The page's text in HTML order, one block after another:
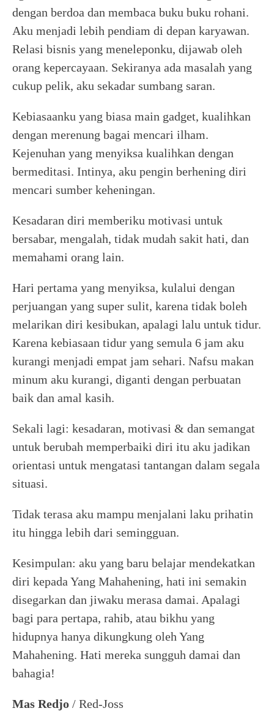
dengan berdoa dan membaca buku buku rohani.
Aku menjadi lebih pendiam di depan karyawan.
Relasi bisnis yang meneleponku, dijawab oleh
orang kepercayaan. Sekiranya ada masalah yang
cukup pelik, aku sekadar sumbang saran.
Kebiasaanku yang biasa main gadget, kualihkan
dengan merenung bagai mencari ilham.
Kejenuhan yang menyiksa kualihkan dengan
bermeditasi. Intinya, aku pengin berhening diri
mencari sumber keheningan.
Kesadaran diri memberiku motivasi untuk
bersabar, mengalah, tidak mudah sakit hati, dan
memahami orang lain.
Hari pertama yang menyiksa, kulalui dengan
perjuangan yang super sulit, karena tidak boleh
melarikan diri kesibukan, apalagi lalu untuk tidur.
Karena kebiasaan tidur yang semula 6 jam aku
kurangi menjadi empat jam sehari. Nafsu makan
minum aku kurangi, diganti dengan perbuatan
baik dan amal kasih.
Sekali lagi: kesadaran, motivasi & dan semangat
untuk berubah memperbaiki diri itu aku jadikan
orientasi untuk mengatasi tantangan dalam segala
situasi.
Tidak terasa aku mampu menjalani laku prihatin
itu hingga lebih dari semingguan.
Kesimpulan: aku yang baru belajar mendekatkan
diri kepada Yang Mahahening, hati ini semakin
disegarkan dan jiwaku merasa damai. Apalagi
bagi para pertapa, rahib, atau bikhu yang
hidupnya hanya dikungkung oleh Yang
Mahahening. Hati mereka sungguh damai dan
bahagia!
Mas Redjo / Red-Joss